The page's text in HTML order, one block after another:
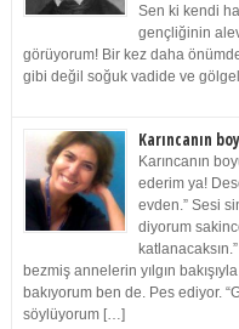
Sen ki kendi
gençliğinin
görüyorum! Bir kez daha
gibi değil soğuk vadide ve
Karıncanın
Karıncanın
ederim ya!
evden.” Sesi
diyorum
bezmiş annelerin yılgın
bakıyorum ben de. Pes ediyor.
söylüyorum […]